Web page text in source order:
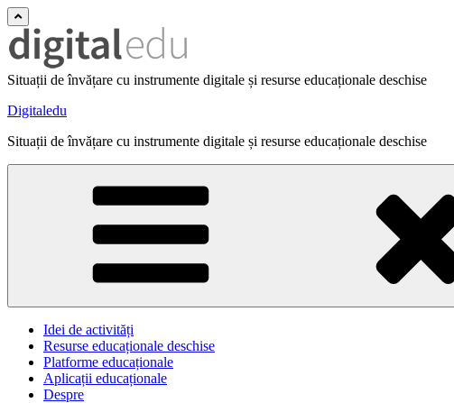
Situații de învățare cu instrumente digitale și resurse educaționale deschise
Digitaledu
Situații de învățare cu instrumente digitale și resurse educaționale deschise
Idei de activități
Resurse educaționale deschise
Platforme educaționale
Aplicații educaționale
Despre